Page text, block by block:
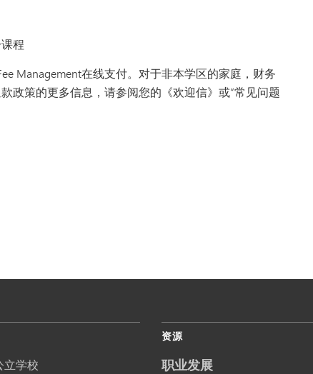
程
Management在线支付。对于非本学区的家庭，财务
政策的更多信息，请参阅您的《欢迎信》或“常见问题
立学校
资源
职业发展